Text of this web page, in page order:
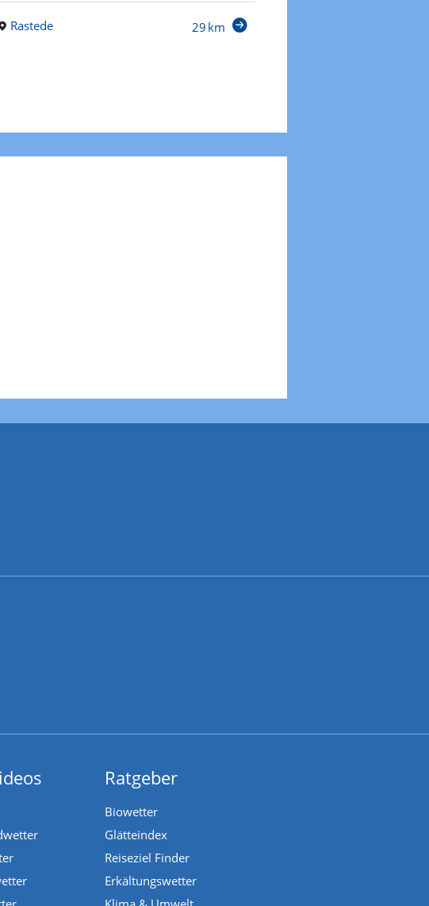
Rastede 29 km
Ratgeber
Biowetter
Glätteindex
Reiseziel Finder
Erkältungswetter